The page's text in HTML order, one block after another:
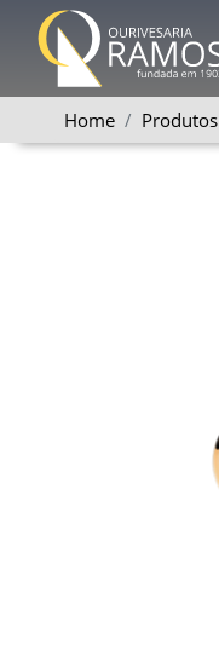
Home Produtos